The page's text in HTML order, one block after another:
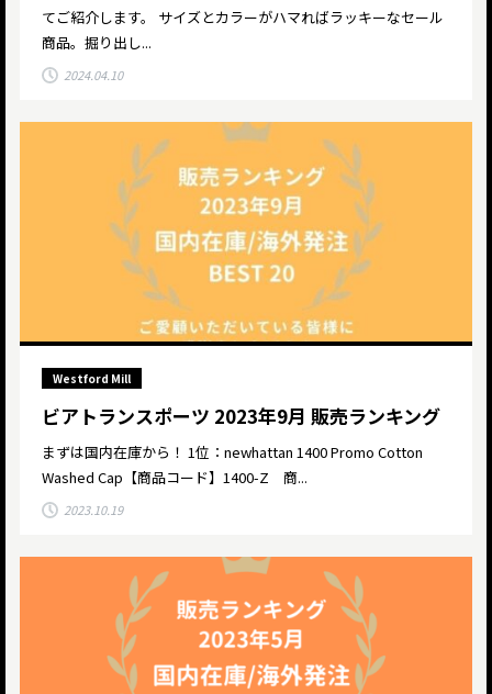
てご紹介します。 サイズとカラーがハマればラッキーなセール
商品。掘り出し...
2024.04.10
Westford Mill
ビアトランスポーツ 2023年9月 販売ランキング
まずは国内在庫から！ 1位：newhattan 1400 Promo Cotton
Washed Cap【商品コード】1400-Z 商...
2023.10.19